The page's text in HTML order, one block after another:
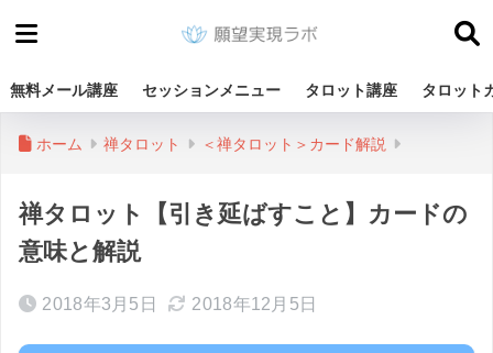
無料メール講座 セッションメニュー タロット講座 タロット
ホーム 禅タロット ＜禅タロット＞カード解説
禅タロット【引き延ばすこと】カードの
意味と解説
2018年3月5日 2018年12月5日